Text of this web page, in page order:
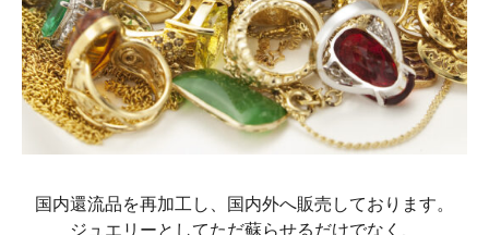
国内還流品を再加工し、国内外へ販売しております。
ジュエリーとしてただ蘇らせるだけでなく、